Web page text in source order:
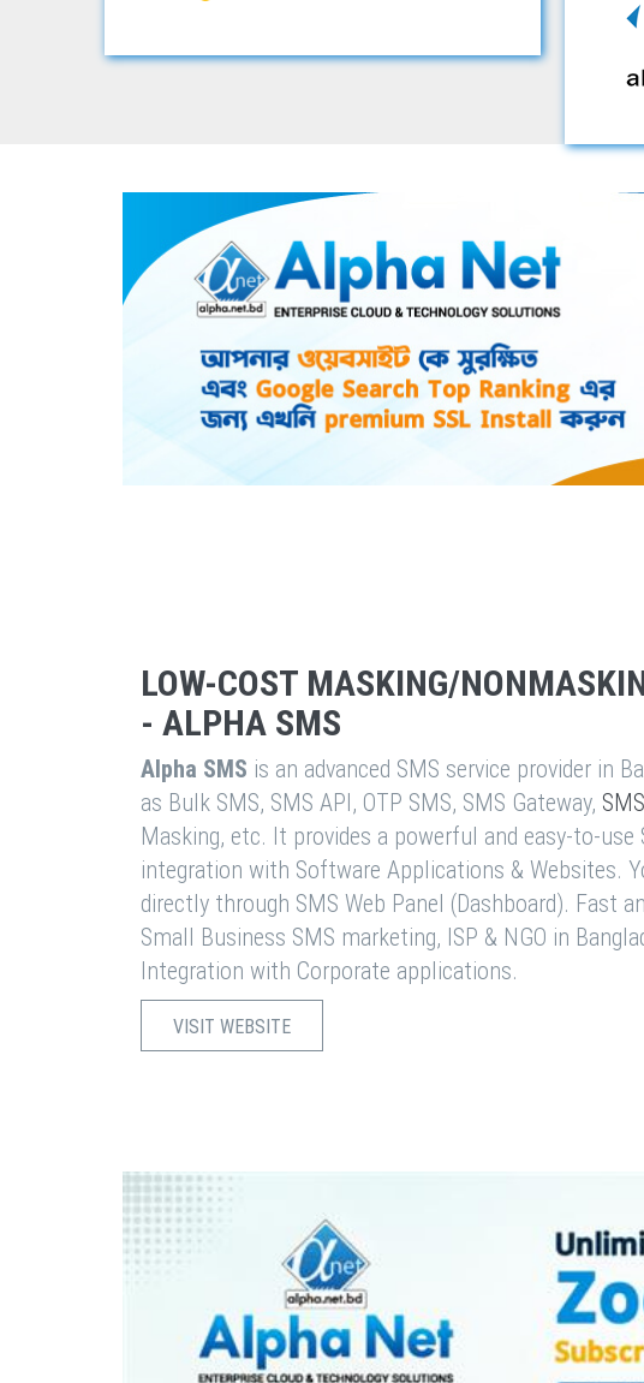
LOW-COST MASKING/
- ALPHA SMS
Alpha SMS is an advanced SMS service provider in
as Bulk SMS, SMS API, OTP SMS, SMS Gateway,
Masking, etc. It provides a powerful and easy-to-use
integration with Software Applications & Websites.
directly through SMS Web Panel (Dashboard). Fast
Small Business SMS marketing, ISP & NGO in
Integration with Corporate applications.
VISIT WEBSITE